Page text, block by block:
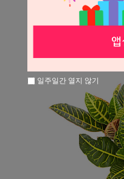
일주일간 열지 않기